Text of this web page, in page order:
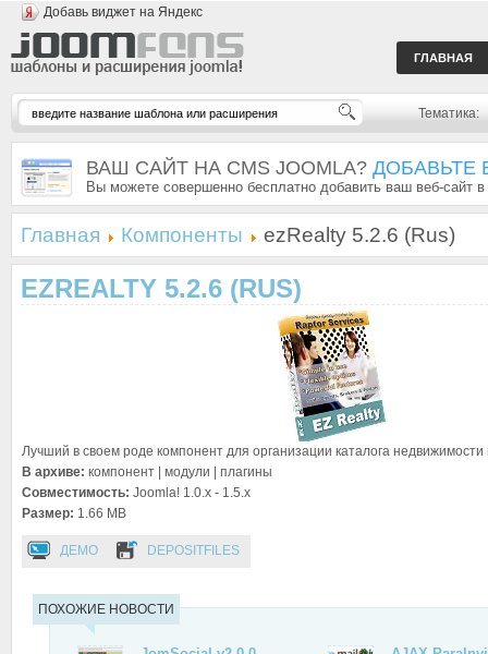
Добавь виджет на Яндекс
ГЛАВНАЯ
Тематика:
ВАШ САЙТ НА CMS JOOMLA? ДОБАВЬТЕ
Вы можете совершенно бесплатно добавить ваш веб-сайт
Главная Компоненты ezRealty 5.2.6 (Rus)
EZREALTY 5.2.6 (RUS)
Лучший в своем роде компонент для организации каталога недвижимости
В архиве: компонент | модули | плагины
Совместимость: Joomla! 1.0.x - 1.5.x
Размер: 1.66 MB
ДЕМО DEPOSITFILES
ПОХОЖИЕ НОВОСТИ